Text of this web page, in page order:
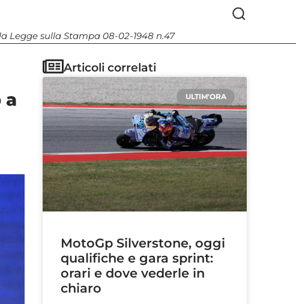
Legge sulla Stampa 08-02-1948 n.47
a
Articoli correlati
ULTIM'ORA
MotoGp Silverstone, oggi
qualifiche e gara sprint:
orari e dove vederle in
chiaro